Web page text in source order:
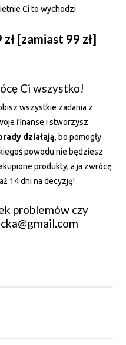
Ci to wychodzi
[zamiast 99 zł]
Ci wszystko!
wszystkie zadania z
finanse i stworzysz
działają, bo pomogły
powodu nie będziesz
produkty, a ja zwrócę
14 dni na decyzję!
problemów czy